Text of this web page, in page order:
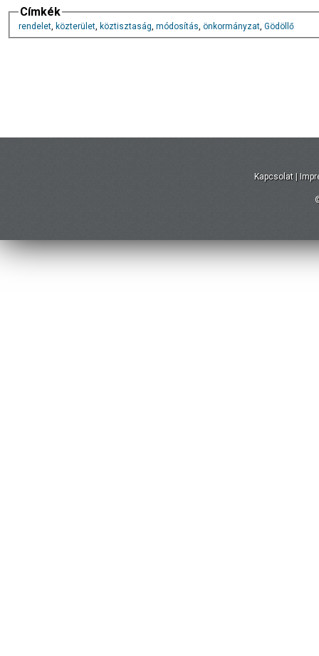
Címkék
rendelet, közterület, köztisztaság, módosítás, önkormányzat, Gödöllő
Kapcsolat |